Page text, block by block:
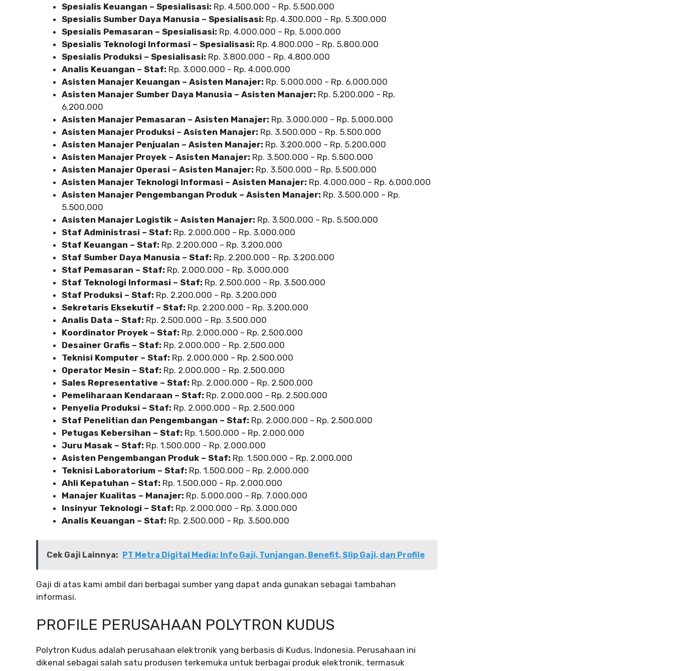
Spesialis Keuangan – Spesialisasi: Rp. 4.500.000 – Rp. 5.500.000
Spesialis Sumber Daya Manusia – Spesialisasi: Rp. 4.300.000 – Rp. 5.300.000
Spesialis Pemasaran – Spesialisasi: Rp. 4.000.000 – Rp. 5.000.000
Spesialis Teknologi Informasi – Spesialisasi: Rp. 4.800.000 – Rp. 5.800.000
Spesialis Produksi – Spesialisasi: Rp. 3.800.000 – Rp. 4.800.000
Analis Keuangan – Staf: Rp. 3.000.000 – Rp. 4.000.000
Asisten Manajer Keuangan – Asisten Manajer: Rp. 5.000.000 – Rp. 6.000.000
Asisten Manajer Sumber Daya Manusia – Asisten Manajer: Rp. 5.200.000 – Rp.
6.200.000
Asisten Manajer Pemasaran – Asisten Manajer: Rp. 3.000.000 – Rp. 5.000.000
Asisten Manajer Produksi – Asisten Manajer: Rp. 3.500.000 – Rp. 5.500.000
Asisten Manajer Penjualan – Asisten Manajer: Rp. 3.200.000 – Rp. 5.200.000
Asisten Manajer Proyek – Asisten Manajer: Rp. 3.500.000 – Rp. 5.500.000
Asisten Manajer Operasi – Asisten Manajer: Rp. 3.500.000 – Rp. 5.500.000
Asisten Manajer Teknologi Informasi – Asisten Manajer: Rp. 4.000.000 – Rp. 6.000.000
Asisten Manajer Pengembangan Produk – Asisten Manajer: Rp. 3.500.000 – Rp.
5.500.000
Asisten Manajer Logistik – Asisten Manajer: Rp. 3.500.000 – Rp. 5.500.000
Staf Administrasi – Staf: Rp. 2.000.000 – Rp. 3.000.000
Staf Keuangan – Staf: Rp. 2.200.000 – Rp. 3.200.000
Staf Sumber Daya Manusia – Staf: Rp. 2.200.000 – Rp. 3.200.000
Staf Pemasaran – Staf: Rp. 2.000.000 – Rp. 3.000.000
Staf Teknologi Informasi – Staf: Rp. 2.500.000 – Rp. 3.500.000
Staf Produksi – Staf: Rp. 2.200.000 – Rp. 3.200.000
Sekretaris Eksekutif – Staf: Rp. 2.200.000 – Rp. 3.200.000
Analis Data – Staf: Rp. 2.500.000 – Rp. 3.500.000
Koordinator Proyek – Staf: Rp. 2.000.000 – Rp. 2.500.000
Desainer Grafis – Staf: Rp. 2.000.000 – Rp. 2.500.000
Teknisi Komputer – Staf: Rp. 2.000.000 – Rp. 2.500.000
Operator Mesin – Staf: Rp. 2.000.000 – Rp. 2.500.000
Sales Representative – Staf: Rp. 2.000.000 – Rp. 2.500.000
Pemeliharaan Kendaraan – Staf: Rp. 2.000.000 – Rp. 2.500.000
Penyelia Produksi – Staf: Rp. 2.000.000 – Rp. 2.500.000
Staf Penelitian dan Pengembangan – Staf: Rp. 2.000.000 – Rp. 2.500.000
Petugas Kebersihan – Staf: Rp. 1.500.000 – Rp. 2.000.000
Juru Masak – Staf: Rp. 1.500.000 – Rp. 2.000.000
Asisten Pengembangan Produk – Staf: Rp. 1.500.000 – Rp. 2.000.000
Teknisi Laboratorium – Staf: Rp. 1.500.000 – Rp. 2.000.000
Ahli Kepatuhan – Staf: Rp. 1.500.000 – Rp. 2.000.000
Manajer Kualitas – Manajer: Rp. 5.000.000 – Rp. 7.000.000
Insinyur Teknologi – Staf: Rp. 2.000.000 – Rp. 3.000.000
Analis Keuangan – Staf: Rp. 2.500.000 – Rp. 3.500.000
Cek Gaji Lainnya: PT Metra Digital Media: Info Gaji, Tunjangan, Benefit, Slip Gaji, dan Profile
Gaji di atas kami ambil dari berbagai sumber yang dapat anda gunakan sebagai tambahan
informasi.
PROFILE PERUSAHAAN POLYTRON KUDUS
Polytron Kudus adalah perusahaan elektronik yang berbasis di Kudus, Indonesia. Perusahaan ini
dikenal sebagai salah satu produsen terkemuka untuk berbagai produk elektronik, termasuk